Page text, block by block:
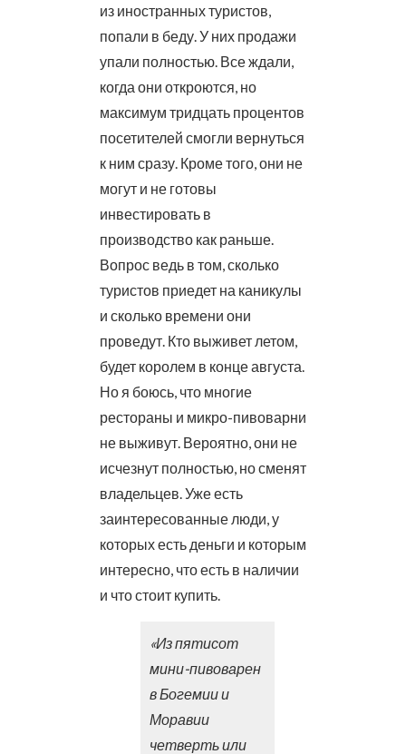
из иностранных туристов,
попали в беду. У них продажи
упали полностью. Все ждали,
когда они откроются, но
максимум тридцать процентов
посетителей смогли вернуться
к ним сразу. Кроме того, они не
могут и не готовы
инвестировать в
производство как раньше.
Вопрос ведь в том, сколько
туристов приедет на каникулы
и сколько времени они
проведут. Кто выживет летом,
будет королем в конце августа.
Но я боюсь, что многие
рестораны и микро-пивоварни
не выживут. Вероятно, они не
исчезнут полностью, но сменят
владельцев. Уже есть
заинтересованные люди, у
которых есть деньги и которым
интересно, что есть в наличии
и что стоит купить.
«Из пятисот
мини-пивоварен
в Богемии и
Моравии
четверть или